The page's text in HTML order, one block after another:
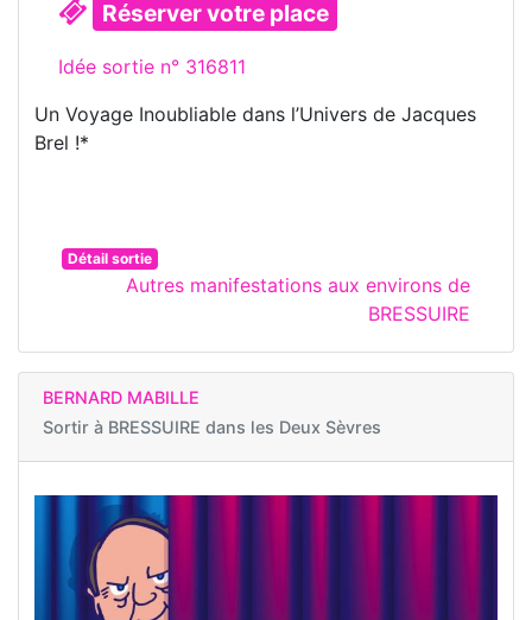
Réserver votre place
Idée sortie n° 316811
Un Voyage Inoubliable dans l’Univers de Jacques
Brel !*
Détail sortie
Autres manifestations aux environs de
BRESSUIRE
BERNARD MABILLE
Sortir à BRESSUIRE dans les Deux Sèvres